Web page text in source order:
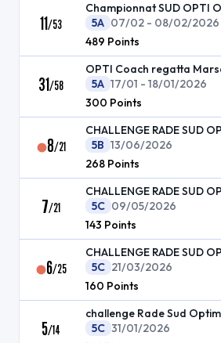
11/53
Championnat SUD OPTI
5A 07/02 - 08/02/2026
489 Points
31/58
OPTI Coach regatta
5A 17/01 - 18/01/2026
300 Points
8/21
5B 13/06/2026
268 Points
7/21
5C 09/05/2026
143 Points
6/25
5C 21/03/2026
160 Points
5/14
challenge Rade Sud
5C 31/01/2026